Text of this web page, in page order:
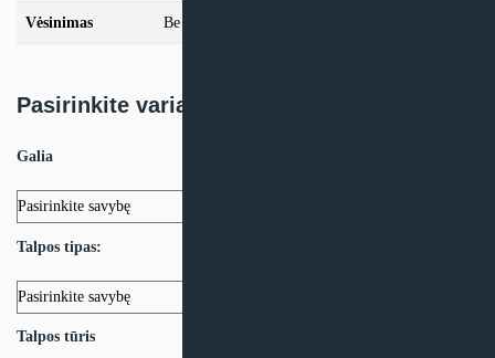
Vėsinimas
Be vėsinimo funkcijos, Su vėsinimo funkcija
Pasirinkite variantą:
Galia
Talpos tipas:
Talpos tūris